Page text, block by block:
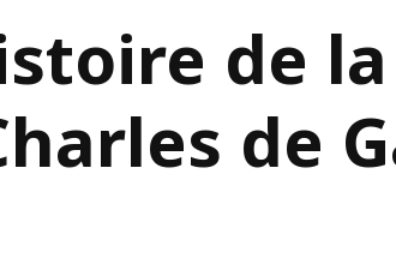
de la
de